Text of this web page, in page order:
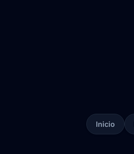
Inicio